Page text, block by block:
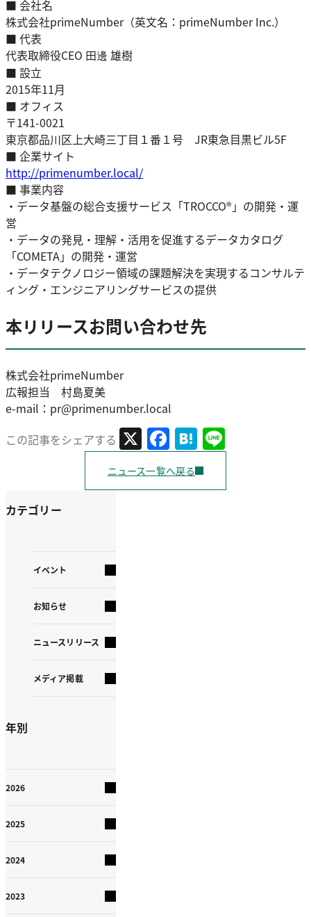
■ 会社名
株式会社primeNumber（英文名：primeNumber Inc.）
■ 代表
代表取締役CEO 田邊 雄樹
■ 設立
2015年11月
■ オフィス
〒141-0021
東京都品川区上大崎三丁目１番１号 JR東急目黒ビル5F
■ 企業サイト
http://primenumber.local/
■ 事業内容
・データ基盤の総合支援サービス「TROCCO®」の開発・運
営
・データの発見・理解・活用を促進するデータカタログ
「COMETA」の開発・運営
・データテクノロジー領域の課題解決を実現するコンサルテ
ィング・エンジニアリングサービスの提供
本リリースお問い合わせ先
株式会社primeNumber
広報担当 村島夏美
e-mail：pr@primenumber.local
この記事をシェアする
X Facebook
Hatena
ニュース一覧へ戻る
カテゴリー
イベント
お知らせ
ニュースリリース
メディア掲載
年別
2026
2025
2024
2023